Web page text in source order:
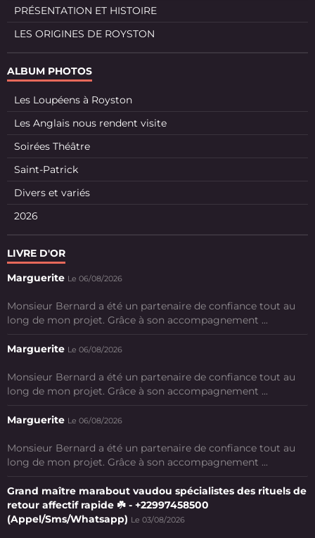
PRÉSENTATION ET HISTOIRE
LES ORIGINES DE ROYSTON
ALBUM PHOTOS
Les Loupéens à Royston
Les Anglais nous rendent visite
Soirées Théâtre
Saint-Patrick
Divers et variés
2026
LIVRE D'OR
Marguerite Le 06/08/2026
Monsieur Bernard a été un partenaire de confiance tout au
long de mon projet. Grâce à son accompagnement ...
Marguerite Le 06/08/2026
Monsieur Bernard a été un partenaire de confiance tout au
long de mon projet. Grâce à son accompagnement ...
Marguerite Le 06/08/2026
Monsieur Bernard a été un partenaire de confiance tout au
long de mon projet. Grâce à son accompagnement ...
Grand maître marabout vaudou spécialistes des rituels de
retour affectif rapide ☘️ - +22997458500
(Appel/Sms/Whatsapp) Le 03/08/2026